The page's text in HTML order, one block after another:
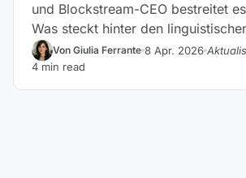
und Blockstream-CEO bestreitet
Was steckt hinter den
und welche rechtlichen Risiken
einer Bestätigung?
Von Giulia Ferrante 8 Apr. 2026
4 min read